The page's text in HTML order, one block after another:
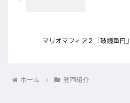
マリオマフィア２「破鏡重円」
ホーム 動画紹介